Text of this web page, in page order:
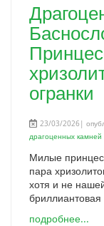
огранки
23/03/2026|
драгоценных
Милые
пара
хотя и не
бриллиантовая
подробнее...